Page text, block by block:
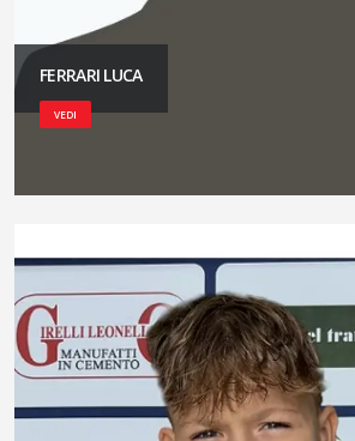
FERRARI LUCA
VEDI